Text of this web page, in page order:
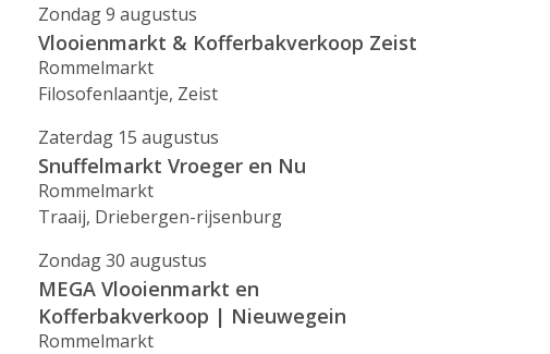
Zondag 9 augustus
Vlooienmarkt & Kofferbakverkoop Zeist
Rommelmarkt
Filosofenlaantje, Zeist
Zaterdag 15 augustus
Snuffelmarkt Vroeger en Nu
Rommelmarkt
Traaij, Driebergen-rijsenburg
Zondag 30 augustus
MEGA Vlooienmarkt en
Kofferbakverkoop | Nieuwegein
Rommelmarkt